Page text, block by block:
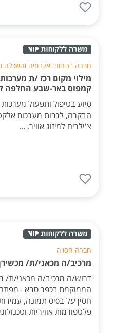
חברה בתחום: אקדמיה והשכלה
מילוי מקום רכז /ת
קמפוס באר-שבע החלפה
סיוע בטיפול ותפעול
הבקרה, לרבות מערכות
צ'ילרים למיזוג אוויר, ...
חברה חסויה
מרכיב/ה מכאני/ת/
דרוש/ה מרכיב/ה מכאני/ת/
הממוקמת בכפר סבא - מפתחת
חסין על בסיס תמונה,
פלטפורמות אוויריות